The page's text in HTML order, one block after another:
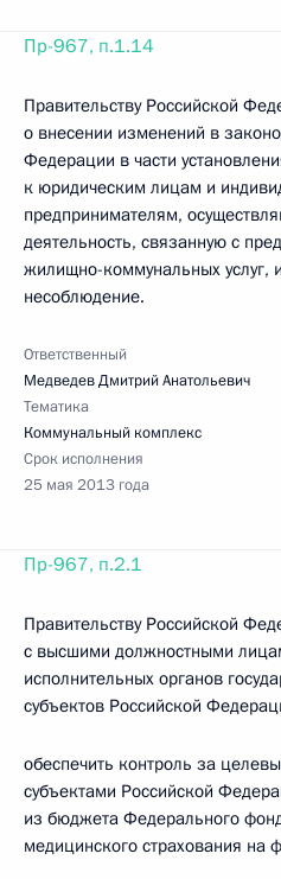
Пр-967, п.1.14
Правительству Российской
о внесении изменений в
Федерации в части
к юридическим лицам и
предпринимателям,
деятельность, связанную с
жилищно-коммунальных услуг,
несоблюдение.
Ответственный
Медведев Дмитрий Анатольевич
Тематика
Коммунальный комплекс
Срок исполнения
25 мая 2013 года
Пр-967, п.2.1
Правительству Российской
с высшими должностными
исполнительных органов
субъектов Российской
обеспечить контроль за
субъектами Российской
из бюджета Федерального
медицинского страхования на